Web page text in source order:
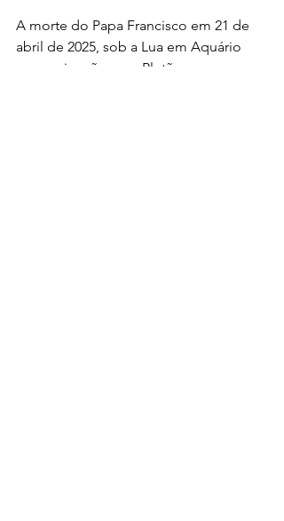
A morte do Papa Francisco em 21 de
abril de 2025, sob a Lua em Aquário
em conjunção com Plutão, marca um